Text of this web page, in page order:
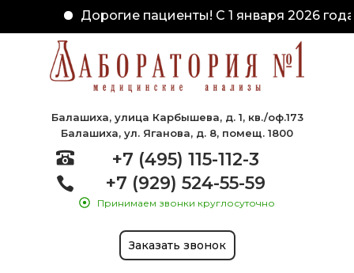
Дорогие пациенты! С 1 января 2026 года
Балашиха, улица Карбышева, д. 1, кв./оф.173
Балашиха, ул. Яганова, д. 8, помещ. 1800
+7 (495) 115-112-3
+7 (929) 524-55-59
Принимаем звонки круглосуточно
Заказать звонок